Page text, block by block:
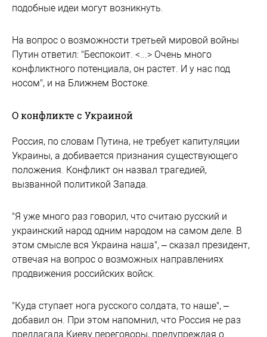
подобные идеи могут возникнуть.
На вопрос о возможности третьей мировой войны
Путин ответил: "Беспокоит. <...> Очень много
конфликтного потенциала, он растет. И у нас под
носом", и на Ближнем Востоке.
О конфликте с Украиной
Россия, по словам Путина, не требует капитуляции
Украины, а добивается признания существующего
положения. Конфликт он назвал трагедией,
вызванной политикой Запада.
"Я уже много раз говорил, что считаю русский и
украинский народ одним народом на самом деле. В
этом смысле вся Украина наша", – сказал президент,
отвечая на вопрос о возможных направлениях
продвижения российских войск.
"Куда ступает нога русского солдата, то наше", –
добавил он. При этом напомнил, что Россия не раз
предлагала Киеву переговоры, предупреждая о